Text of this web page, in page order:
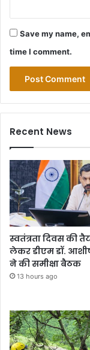
Save my name,
time I comment.
Recent News
स्वतंत्रता दिवस की
लेकर डीएम डॉ.
ने की समीक्षा बैठक
13 hours ago